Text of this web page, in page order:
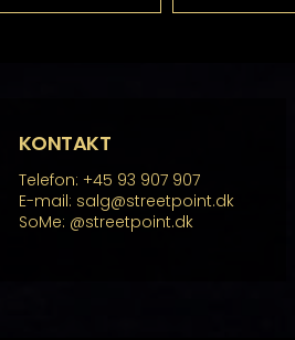
har
på
KONTAKT
Telefon: +45 93 907 907
E-mail: salg@streetpoint.dk
SoMe: @streetpoint.dk